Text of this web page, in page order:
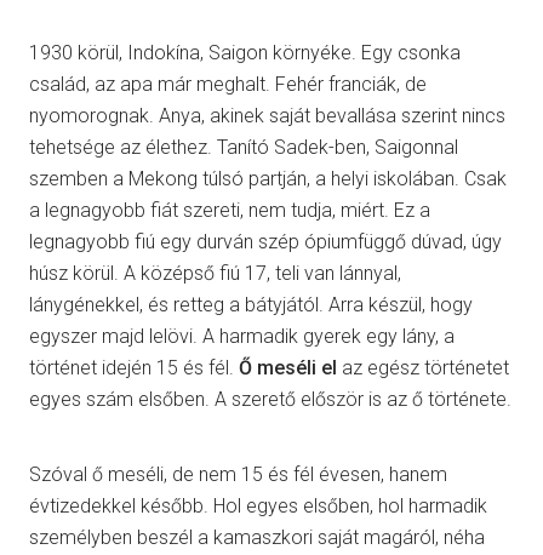
1930 körül, Indokína, Saigon környéke. Egy csonka
család, az apa már meghalt. Fehér franciák, de
nyomorognak. Anya, akinek saját bevallása szerint nincs
tehetsége az élethez. Tanító Sadek-ben, Saigonnal
szemben a Mekong túlsó partján, a helyi iskolában. Csak
a legnagyobb fiát szereti, nem tudja, miért. Ez a
legnagyobb fiú egy durván szép ópiumfüggő dúvad, úgy
húsz körül. A középső fiú 17, teli van lánnyal,
lánygénekkel, és retteg a bátyjától. Arra készül, hogy
egyszer majd lelövi. A harmadik gyerek egy lány, a
történet idején 15 és fél. Ő meséli el az egész történetet
egyes szám elsőben. A szerető először is az ő története.
Szóval ő meséli, de nem 15 és fél évesen, hanem
évtizedekkel később. Hol egyes elsőben, hol harmadik
személyben beszél a kamaszkori saját magáról, néha